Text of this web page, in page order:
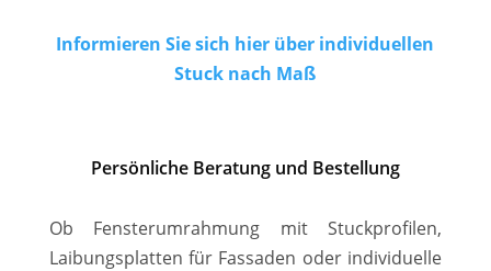
Informieren Sie sich hier über individuellen
Stuck nach Maß
Persönliche Beratung und Bestellung
Ob Fensterumrahmung mit Stuckprofilen,
Laibungsplatten für Fassaden oder individuelle